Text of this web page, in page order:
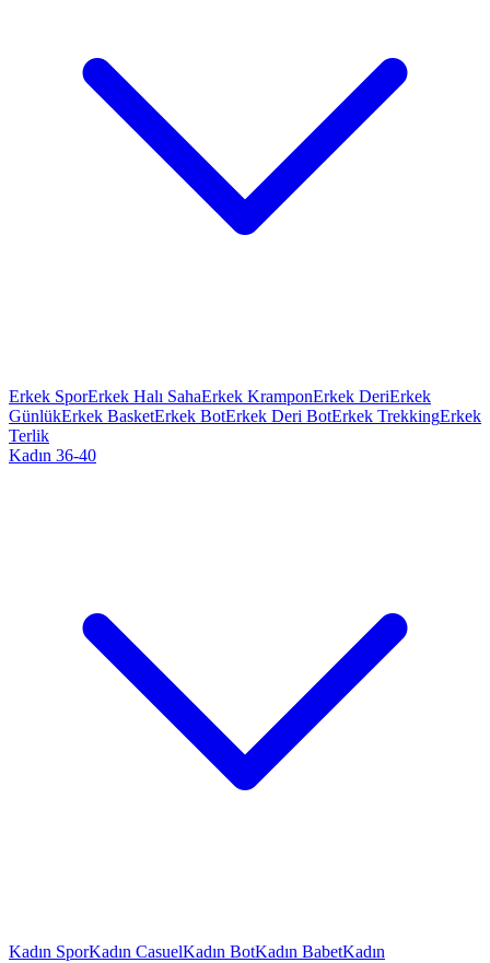
Erkek SporErkek Halı SahaErkek KramponErkek DeriErkek
GünlükErkek BasketErkek BotErkek Deri BotErkek TrekkingErkek
Terlik
Kadın 36-40
Kadın SporKadın CasuelKadın BotKadın BabetKadın